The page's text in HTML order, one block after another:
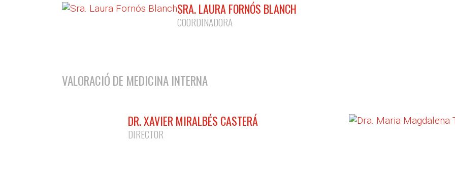
SRA. LAURA FORNÓS BLANCH
COORDINADORA
VALORACIÓ DE MEDICINA INTERNA
DR. XAVIER MIRALBÉS CASTERÁ
DIRECTOR